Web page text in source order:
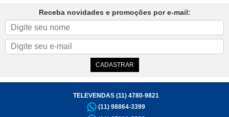
Receba novidades e promoções por e-mail:
TELEVENDAS (11) 4780-9821
(11) 98864-3399